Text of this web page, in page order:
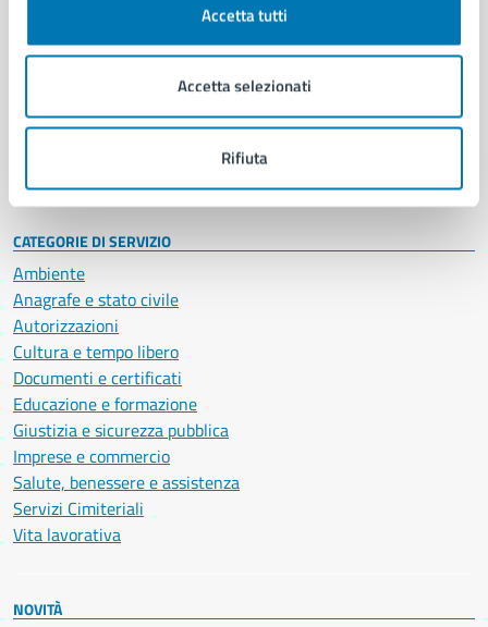
Accetta tutti
Accetta selezionati
Rifiuta
Enti e fondazioni
Personale amministrativo
Intranet, posta aziendale e protocollo
CATEGORIE DI SERVIZIO
Ambiente
Anagrafe e stato civile
Autorizzazioni
Cultura e tempo libero
Documenti e certificati
Educazione e formazione
Giustizia e sicurezza pubblica
Imprese e commercio
Salute, benessere e assistenza
Servizi Cimiteriali
Vita lavorativa
NOVITÀ